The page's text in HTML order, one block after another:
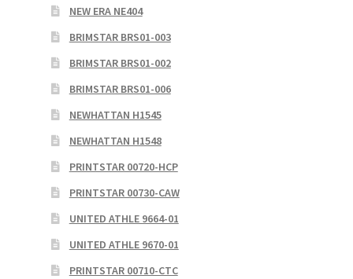
NEW ERA NE404
BRIMSTAR BRS01-003
BRIMSTAR BRS01-002
BRIMSTAR BRS01-006
NEWHATTAN H1545
NEWHATTAN H1548
PRINTSTAR 00720-HCP
PRINTSTAR 00730-CAW
UNITED ATHLE 9664-01
UNITED ATHLE 9670-01
PRINTSTAR 00710-CTC